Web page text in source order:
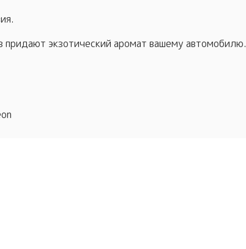
экзотический аромат вашему автомобилю.